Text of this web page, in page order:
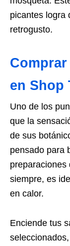
picantes logra
retrogusto.
en Shop
Uno de los
que la
de sus
pensado para
preparaciones
siempre, es
en calor.
Enciende tus